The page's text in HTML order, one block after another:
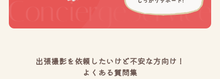
出張撮影を依頼したいけど不安な方向け！
よくある質問集